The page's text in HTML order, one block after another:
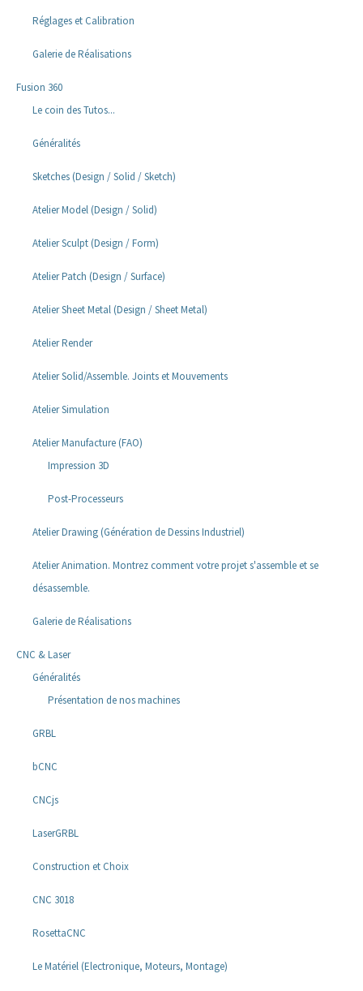
Réglages et Calibration
Galerie de Réalisations
Fusion 360
Le coin des Tutos...
Généralités
Sketches (Design / Solid / Sketch)
Atelier Model (Design / Solid)
Atelier Sculpt (Design / Form)
Atelier Patch (Design / Surface)
Atelier Sheet Metal (Design / Sheet Metal)
Atelier Render
Atelier Solid/Assemble. Joints et Mouvements
Atelier Simulation
Atelier Manufacture (FAO)
Impression 3D
Post-Processeurs
Atelier Drawing (Génération de Dessins Industriel)
Atelier Animation. Montrez comment votre projet s'assemble et se
désassemble.
Galerie de Réalisations
CNC & Laser
Généralités
Présentation de nos machines
GRBL
bCNC
CNCjs
LaserGRBL
Construction et Choix
CNC 3018
RosettaCNC
Le Matériel (Electronique, Moteurs, Montage)